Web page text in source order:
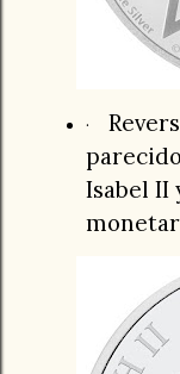
·
Isabel II